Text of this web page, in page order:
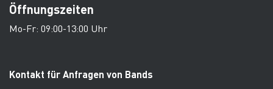
Öffnungszeiten
Mo-Fr: 09:00-13:00 Uhr
Kontakt für Anfragen von Bands